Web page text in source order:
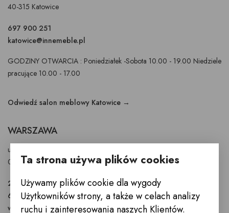
40-315 Katowice
697 900 251
katowice@innemeble.pl
GODZINY OTWARCIA : Poniedziałek -Sobota 10.00 - 19.00 Niedziele
pracujące 10.00 - 17.00
Odwiedź salon meblowy Katowice →
WARSZAWA
ul. Puławska 326 - budynek Enel-Med
02-819 Warszawa
22 855 40 97
601 777 299
warszawa@innemeble.pl
Ta strona używa plików cookies
Używamy plików cookie dla wygody
Użytkowników strony, a także w celach analizy
ruchu i zainteresowania naszych Klientów.